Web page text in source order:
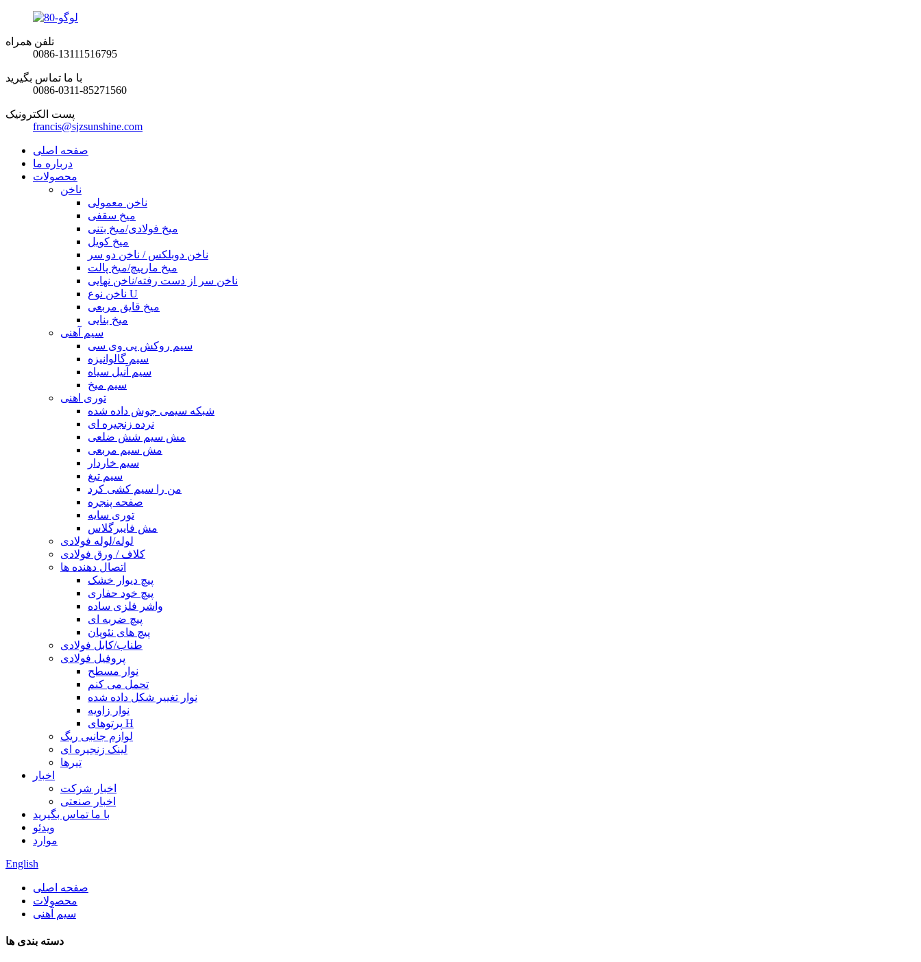
تلفن همراه
0086-13111516795
با ما تماس بگیرید
0086-0311-85271560
پست الکترونیک
francis@sjzsunshine.com
صفحه اصلی
درباره ما
محصولات
ناخن
ناخن معمولی
میخ سقفی
میخ فولادی/میخ بتنی
میخ کویل
ناخن دوبلکس / ناخن دو سر
میخ مارپیچ/میخ پالت
ناخن سر از دست رفته/ناخن نهایی
ناخن نوع U
میخ قایق مربعی
میخ بنایی
سیم آهنی
سیم روکش پی وی سی
سیم گالوانیزه
سیم آنیل سیاه
سیم میخ
توری اهنی
شبکه سیمی جوش داده شده
نرده زنجیره ای
مش سیم شش ضلعی
مش سیم مربعی
سیم خاردار
سیم تیغ
من را سیم کشی کرد
صفحه پنجره
توری سایه
مش فایبرگلاس
لوله/لوله فولادی
کلاف / ورق فولادی
اتصال دهنده ها
پیچ دیوار خشک
پیچ خود حفاری
واشر فلزی ساده
پیچ ضربه ای
پیچ های نئوپان
طناب/کابل فولادی
پروفیل فولادی
نوار مسطح
تحمل می کنم
نوار تغییر شکل داده شده
نوار زاویه
پرتوهای H
لوازم جانبی ریگ
لینک زنجیره ای
تیرها
اخبار
اخبار شرکت
اخبار صنعتی
با ما تماس بگیرید
ویدئو
موارد
English
صفحه اصلی
محصولات
سیم آهنی
دسته بندی ها